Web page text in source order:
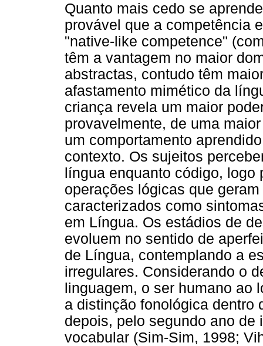
Quanto mais cedo se
provável que a competência
"native-like competence"
têm a vantagem no maior
abstractas, contudo têm
afastamento mimético da
criança revela um maior
provavelmente, de uma
um comportamento
contexto. Os sujeitos
língua enquanto código,
operações lógicas que
caracterizados como
em Língua. Os estádios de
evoluem no sentido de
de Língua, contemplando a
irregulares. Considerando o
linguagem, o ser humano ao
a distinção fonológica dentro
depois, pelo segundo ano
vocabular (Sim-Sim, 1998;